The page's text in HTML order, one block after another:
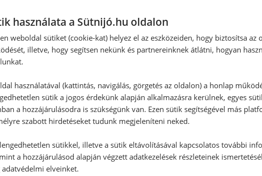
található:
használata a Sütnijó.hu oldalon
weboldal sütiket (cookie-kat) helyez el az eszközeiden, hogy biztosítsa az
illetve, hogy segítsen nekünk és partnereinknek átlátni, hogyan
használatával (kattintás, navigálás, görgetés az oldalon) a honlap
sütik a jogos érdekünk alapján alkalmazásra kerülnek, egyes
a hozzájárulásodra is szükségünk van. Ezen sütik segítségével más
szabott hirdetéseket tudunk megjeleníteni neked.
sütikkel, illetve a sütik eltávolításával kapcsolatos további
a hozzájárulásod alapján végzett adatkezelések részleteinek
adatvédelmi elveinket.